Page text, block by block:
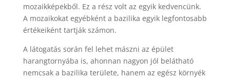
mozaikképekből. Ez a rész volt az egyik kedvencünk.
A mozaikokat egyébként a bazilika egyik legfontosabb
értékeiként tartják számon.
A látogatás során fel lehet mászni az épület
harangtornyába is, ahonnan nagyon jól belátható
nemcsak a bazilika területe, hanem az egész környék